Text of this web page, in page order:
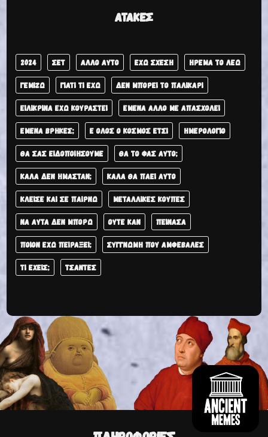
ΑΤΆΚΕΣ
2024 ΣΕΤ ΆΛΛΟ ΑΥΤΌ ΈΧΩ ΣΧΈΣΗ ΉΡΕΜΑ ΤΟ ΛΈΩ
ΓΕΜΊΖΩ ΓΙΑΤΊ ΤΙ ΈΧΩ ΔΕΝ ΜΠΟΡΕΊ ΤΟ ΠΑΛΙΚΆΡΙ
ΕΙΛΙΚΡΙΝΆ ΈΧΩ ΚΟΥΡΑΣΤΕΊ ΕΜΈΝΑ ΆΛΛΟ ΜΕ ΑΠΑΣΧΟΛΕΊ
ΕΜΈΝΑ ΒΡΉΚΕΣ; Ε ΌΛΟΣ Ο ΚΌΣΜΟΣ ΈΤΣΙ ΗΜΕΡΟΛΌΓΙΟ
ΘΑ ΣΑΣ ΕΙΔΟΠΟΙΉΣΟΥΜΕ ΘΑ ΤΟ ΦΑΣ ΑΥΤΟ;
ΚΑΛΆ ΔΕΝ ΉΜΑΣΤΑΝ; ΚΑΛΆ ΘΑ ΠΆΕΙ ΑΥΤΌ
ΚΛΕΊΣΕ ΚΑΙ ΣΕ ΠΑΊΡΝΩ ΜΕΤΑΛΛΙΚΈΣ ΚΟΎΠΕΣ
ΝΑ ΑΥΤΆ ΔΕΝ ΜΠΟΡΏ ΟΎΤΕ ΚΑΝ ΠΕΊΝΑΣΑ
ΠΟΙΌΝ ΈΧΩ ΠΕΙΡΆΞΕΙ; ΣΥΓΓΝΏΜΗ ΠΟΥ ΑΜΦΈΒΑΛΕΣ
ΤΙ ΈΧΕΙΣ; ΤΣΑΝΤΕΣ